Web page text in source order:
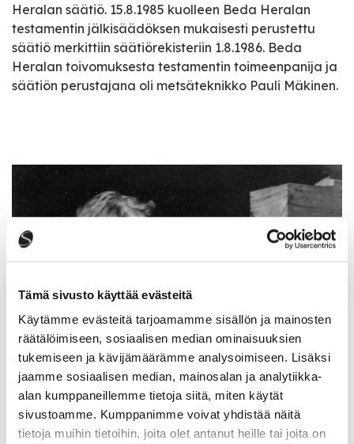
Tämä sivusto käyttää evästeitä
Käytämme evästeitä tarjoamamme sisällön ja mainosten
räätälöimiseen, sosiaalisen median ominaisuuksien
tukemiseen ja kävijämäärämme analysoimiseen. Lisäksi
jaamme sosiaalisen median, mainosalan ja analytiikka-
alan kumppaneillemme tietoja siitä, miten käytät
sivustoamme. Kumppanimme voivat yhdistää näitä
tietoja muihin tietoihin, joita olet antanut heille tai joita on
Heralan säätiö. 15.8.1985 kuolleen Beda Heralan
testamentin jälkisäädöksen mukaisesti perustettu
säätiö merkittiin säätiörekisteriin 1.8.1986. Beda
Heralan toivomuksesta testamentin toimeenpanija ja
säätiön perustajana oli metsäteknikko Pauli Mäkinen.
Säätiön tarkoituksena on ylläpitää Heralan tilaa,